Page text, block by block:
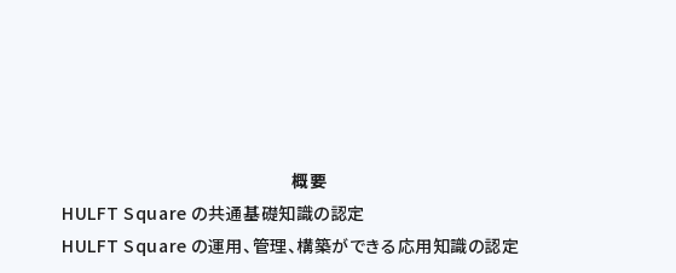
概要
HULFT Square の共通基礎知識の認定
HULFT Square の運用、管理、構築ができる応用知識の認定